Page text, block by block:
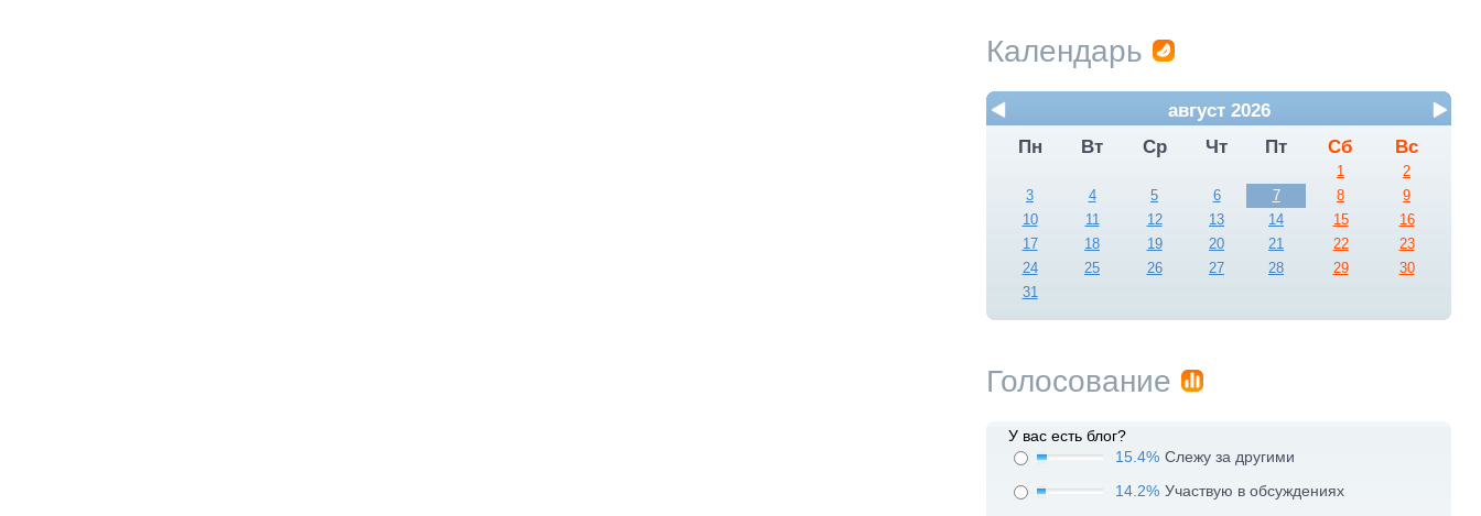
Календарь
август 2026
Пн
Вт Ср Чт Пт Сб Вс
1
2
3
4 5 6 7 8
9
10
11 12 13 14 15
16
17
18 19 20 21 22
23
24
25 26 27 28 29
30
31
Голосование
У вас есть блог?
15.4% Слежу за другими
14.2% Участвую в обсуждениях